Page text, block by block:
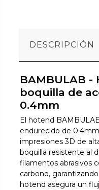
DESCRIPCIÓN
BAMBULAB -
boquilla de
0.4mm
El hotend
endurecido de
impresiones 3D de
boquilla resistente al
filamentos abrasivos
carbono,
hotend asegura un